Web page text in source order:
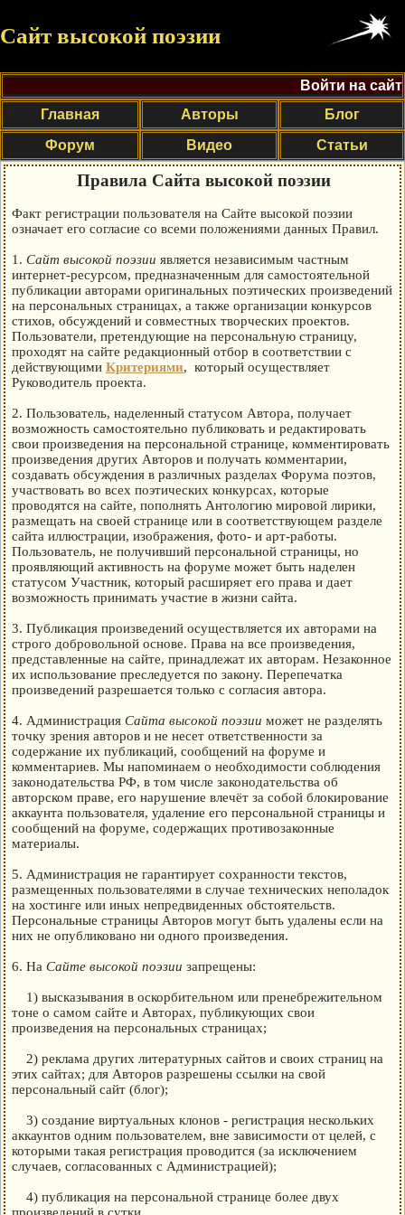
Сайт высокой поэзии
Войти на сайт
Главная
Авторы
Блог
Форум
Видео Статьи
Правила Сайта высокой поэзии
Факт регистрации пользователя на Сайте высокой поэзии
означает его согласие со всеми положениями данных Правил.
1. Сайт высокой поэзии является независимым частным
интернет-ресурсом, предназначенным для самостоятельной
публикации авторами оригинальных поэтических произведений
на персональных страницах, а также организации конкурсов
стихов, обсуждений и совместных творческих проектов.
Пользователи, претендующие на персональную страницу,
проходят на сайте редакционный отбор в соответствии с
действующими Критериями, который осуществляет
Руководитель проекта.
2. Пользователь, наделенный статусом Автора, получает
возможность самостоятельно публиковать и редактировать
свои произведения на персональной странице, комментировать
произведения других Авторов и получать комментарии,
создавать обсуждения в различных разделах Форума поэтов,
участвовать во всех поэтических конкурсах, которые
проводятся на сайте, пополнять Антологию мировой лирики,
размещать на своей странице или в соответствующем разделе
сайта иллюстрации, изображения, фото- и арт-работы.
Пользователь, не получивший персональной страницы, но
проявляющий активность на форуме может быть наделен
статусом Участник, который расширяет его права и дает
возможность принимать участие в жизни сайта.
3. Публикация произведений осуществляется их авторами на
строго добровольной основе. Права на все произведения,
представленные на сайте, принадлежат их авторам. Незаконное
их использование преследуется по закону. Перепечатка
произведений разрешается только с согласия автора.
4. Администрация Сайта высокой поэзии может не разделять
точку зрения авторов и не несет ответственности за
содержание их публикаций, сообщений на форуме и
комментариев. Мы напоминаем о необходимости соблюдения
законодательства РФ, в том числе законодательства об
авторском праве, его нарушение влечёт за собой блокирование
аккаунта пользователя, удаление его персональной страницы и
сообщений на форуме, содержащих противозаконные
материалы.
5. Администрация не гарантирует сохранности текстов,
размещенных пользователями в случае технических неполадок
на хостинге или иных непредвиденных обстоятельств.
Персональные страницы Авторов могут быть удалены если на
них не опубликовано ни одного произведения.
6. На Сайте высокой поэзии запрещены:
1) высказывания в оскорбительном или пренебрежительном
тоне о самом сайте и Авторах, публикующих свои
произведения на персональных страницах;
2) реклама других литературных сайтов и своих страниц на
этих сайтах; для Авторов разрешены ссылки на свой
персональный сайт (блог);
3) создание виртуальных клонов - регистрация нескольких
аккаунтов одним пользователем, вне зависимости от целей, с
которыми такая регистрация проводится (за исключением
случаев, согласованных с Администрацией);
4) публикация на персональной странице более двух